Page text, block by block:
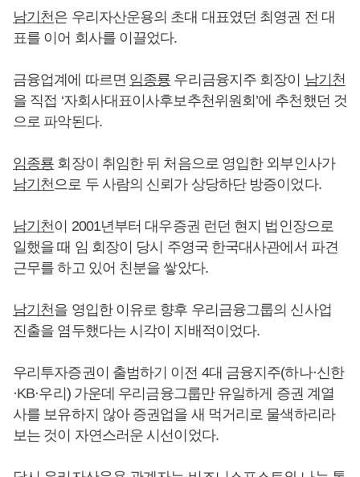
남기천은 우리자산운용의 초대 대표였던 최영권 전 대
표를 이어 회사를 이끌었다.
금융업계에 따르면 임종룡 우리금융지주 회장이 남기천
을 직접 ‘자회사대표이사후보추천위원회’에 추천했던 것
으로 파악된다.
임종룡 회장이 취임한 뒤 처음으로 영입한 외부인사가
남기천 으로 두 사람의 신뢰가 상당하단 방증이었다.
남기천이 2001년부터 대우증권 런던 현지 법인장으로
일했을 때 임 회장이 당시 주영국 한국대사관에서 파견
근무를 하고 있어 친분을 쌓았다.
남기천을 영입한 이유로 향후 우리금융그룹의 신사업
진출을 염두했다는 시각이 지배적이었다.
우리투자증권이 출범하기 이전 4대 금융지주(하나·신한
·KB·우리) 가운데 우리금융그룹만 유일하게 증권 계열
사를 보유하지 않아 증권업을 새 먹거리로 물색하리라
보는 것이 자연스러운 시선이었다.